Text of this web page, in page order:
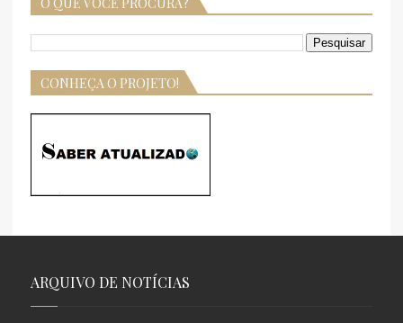
CONHEÇA O PROJETO!
ARQUIVO DE NOTÍCIAS